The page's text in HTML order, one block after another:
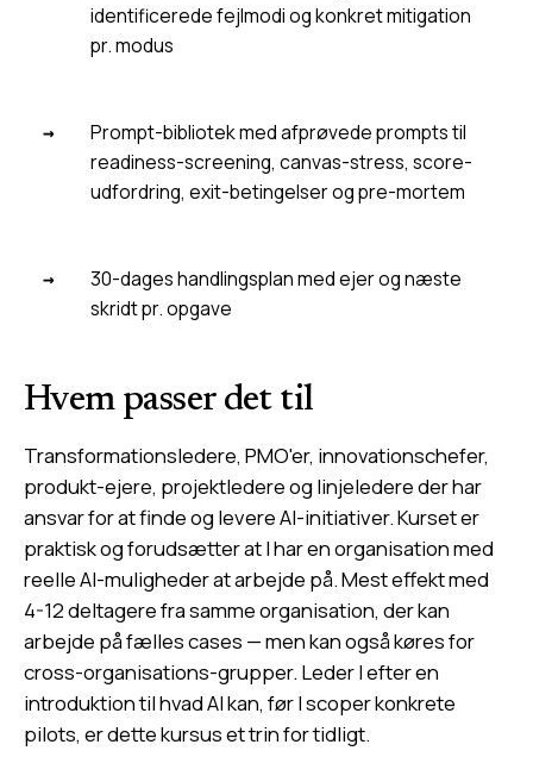
identificerede fejlmodi og konkret mitigation
pr. modus
Prompt-bibliotek med afprøvede prompts til
readiness-screening, canvas-stress, score-
udfordring, exit-betingelser og pre-mortem
30-dages handlingsplan med ejer og næste
skridt pr. opgave
Hvem passer det til
Transformationsledere, PMO'er, innovationschefer,
produkt-ejere, projektledere og linjeledere der har
ansvar for at finde og levere AI-initiativer. Kurset er
praktisk og forudsætter at I har en organisation med
reelle AI-muligheder at arbejde på. Mest effekt med
4-12 deltagere fra samme organisation, der kan
arbejde på fælles cases — men kan også køres for
cross-organisations-grupper. Leder I efter en
introduktion til hvad AI kan, før I scoper konkrete
pilots, er dette kursus et trin for tidligt.